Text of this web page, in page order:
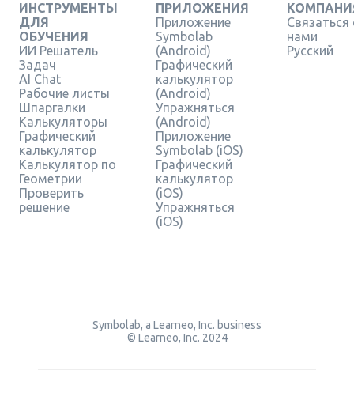
ИНСТРУМЕНТЫ
ДЛЯ
ОБУЧЕНИЯ
ИИ Решатель
Задач
AI Chat
Рабочие листы
Шпаргалки
Калькуляторы
Графический
калькулятор
Калькулятор по
Геометрии
Проверить
решение
ПРИЛОЖЕНИЯ
Приложение
Symbolab
(Android)
Графический
калькулятор
(Android)
Упражняться
(Android)
Приложение
Symbolab (iOS)
Графический
калькулятор
(iOS)
Упражняться
(iOS)
Связаться
нами
Русский
Symbolab, a Learneo, Inc. business
© Learneo, Inc. 2024